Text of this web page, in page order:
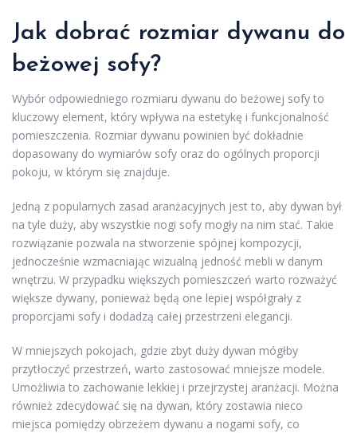
Jak dobrać rozmiar dywanu do
beżowej sofy?
Wybór odpowiedniego rozmiaru dywanu do beżowej sofy to
kluczowy element, który wpływa na estetykę i funkcjonalność
pomieszczenia. Rozmiar dywanu powinien być dokładnie
dopasowany do wymiarów sofy oraz do ogólnych proporcji
pokoju, w którym się znajduje.
Jedną z popularnych zasad aranżacyjnych jest to, aby dywan był
na tyle duży, aby wszystkie nogi sofy mogły na nim stać. Takie
rozwiązanie pozwala na stworzenie spójnej kompozycji,
jednocześnie wzmacniając wizualną jedność mebli w danym
wnętrzu. W przypadku większych pomieszczeń warto rozważyć
większe dywany, ponieważ będą one lepiej współgrały z
proporcjami sofy i dodadzą całej przestrzeni elegancji.
W mniejszych pokojach, gdzie zbyt duży dywan mógłby
przytłoczyć przestrzeń, warto zastosować mniejsze modele.
Umożliwia to zachowanie lekkiej i przejrzystej aranżacji. Można
również zdecydować się na dywan, który zostawia nieco
miejsca pomiędzy obrzeżem dywanu a nogami sofy, co